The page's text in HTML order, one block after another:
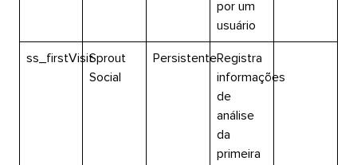
por um
usuário​​
ss_firstVisit​​ Sprout
Social​​
Persistente​​ Registra
informações
de
análise
da
primeira